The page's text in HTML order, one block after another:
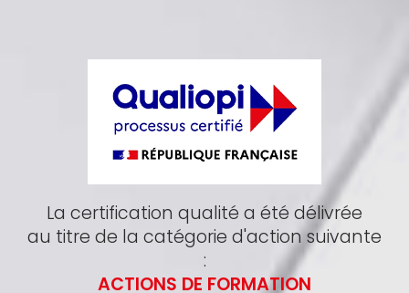
La certification qualité a été délivrée
au titre de la catégorie d'action suivante
:
ACTIONS DE FORMATION